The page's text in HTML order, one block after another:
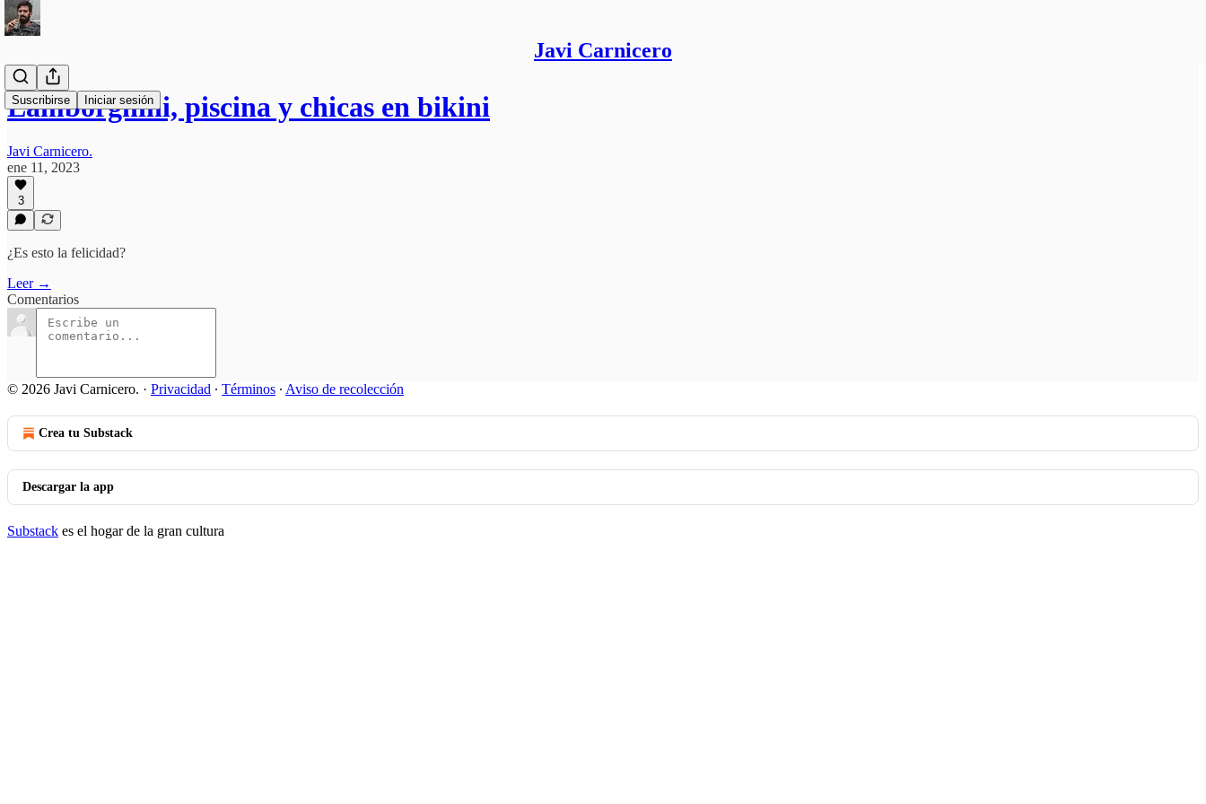
Javi Carnicero
Suscribirse Iniciar sesión
Lamborghini, piscina y chicas en bikini
Javi Carnicero.
ene 11, 2023
3
¿Es esto la felicidad?
Leer →
Comentarios
© 2026 Javi Carnicero. · Privacidad ∙ Términos ∙ Aviso de recolección
Crea tu Substack
Descargar la app
Substack es el hogar de la gran cultura